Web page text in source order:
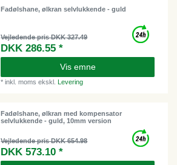
Fadølshane, ølkran selvlukkende - guld
Vejledende pris DKK 327.49
DKK 286.55 *
Vis emne
*inkl. moms ekskl.Levering
Fadølshane, ølkran med kompensator
selvlukkende - guld, 10mm version
Vejledende pris DKK 654.98
DKK 573.10 *